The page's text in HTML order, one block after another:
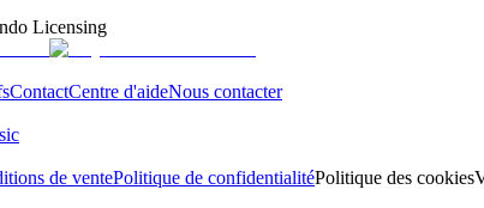
Licensing
ContactCentre d'aideNous contacter
de ventePolitique de confidentialitéPolitique des cookies